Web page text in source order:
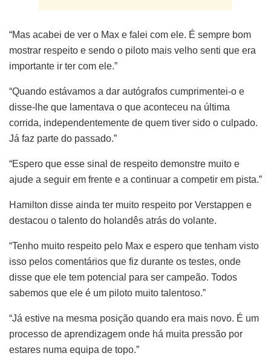
“Mas acabei de ver o Max e falei com ele. É sempre bom
mostrar respeito e sendo o piloto mais velho senti que era
importante ir ter com ele.”
“Quando estávamos a dar autógrafos cumprimentei-o e
disse-lhe que lamentava o que aconteceu na última
corrida, independentemente de quem tiver sido o culpado.
Já faz parte do passado.”
“Espero que esse sinal de respeito demonstre muito e
ajude a seguir em frente e a continuar a competir em pista.”
Hamilton disse ainda ter muito respeito por Verstappen e
destacou o talento do holandês atrás do volante.
“Tenho muito respeito pelo Max e espero que tenham visto
isso pelos comentários que fiz durante os testes, onde
disse que ele tem potencial para ser campeão. Todos
sabemos que ele é um piloto muito talentoso.”
“Já estive na mesma posição quando era mais novo. É um
processo de aprendizagem onde há muita pressão por
estares numa equipa de topo.”